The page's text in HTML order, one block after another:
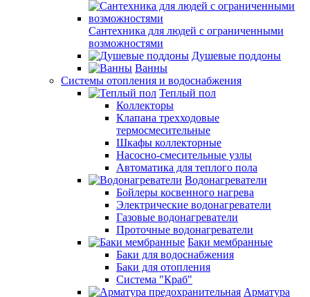
Сантехника для людей с ограниченными
возможностями
Душевые поддоны
Ванны
Системы отопления и водоснабжения
Теплый пол
Коллекторы
Клапана трехходовые
термосмесительные
Шкафы коллекторные
Насосно-смесительные узлы
Автоматика для теплого пола
Водонагреватели
Бойлеры косвенного нагрева
Электрические водонагреватели
Газовые водонагреватели
Проточные водонагреватели
Баки мембранные
Баки для водоснабжения
Баки для отопления
Система "Краб"
Арматура